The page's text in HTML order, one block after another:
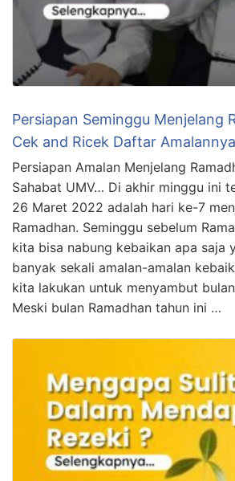
Persiapan Seminggu Menjelang
Cek and Ricek Daftar Amalannya
Persiapan Amalan Menjelang
Sahabat UMV… Di akhir minggu ini
26 Maret 2022 adalah hari ke-7
Ramadhan. Seminggu sebelum
kita bisa nabung kebaikan apa saja
banyak sekali amalan-amalan
kita lakukan untuk menyambut
Meski bulan Ramadhan tahun ini …